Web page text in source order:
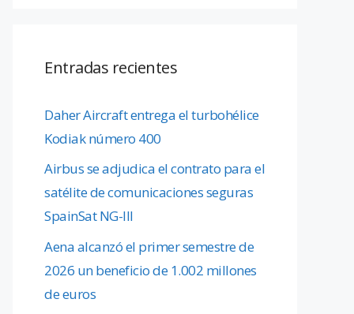
Entradas recientes
Daher Aircraft entrega el turbohélice
Kodiak número 400
Airbus se adjudica el contrato para el
satélite de comunicaciones seguras
SpainSat NG-III
Aena alcanzó el primer semestre de
2026 un beneficio de 1.002 millones
de euros